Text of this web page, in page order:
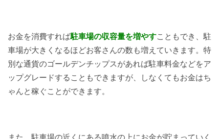
お金を消費すれば駐車場の収容量を増やすこともでき、駐
車場が大きくなるほどお客さんの数も増えていきます。特
別な通貨のゴールデンチップスがあれば駐車料金などをア
ップグレードすることもできますが、しなくてもお金はち
ゃんと稼ぐことができます。
また、駐車場の近くにある噴水の上にお金が貯まっていく